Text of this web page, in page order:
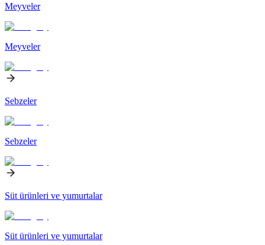
Meyveler
Meyveler
Sebzeler
Sebzeler
Süt ürünleri ve yumurtalar
Süt ürünleri ve yumurtalar